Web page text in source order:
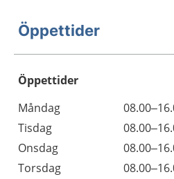
Öppettider
Öppettider
Dag
Öppettider
Kommentarer
Måndag
Tisdag
Onsdag
Torsdag